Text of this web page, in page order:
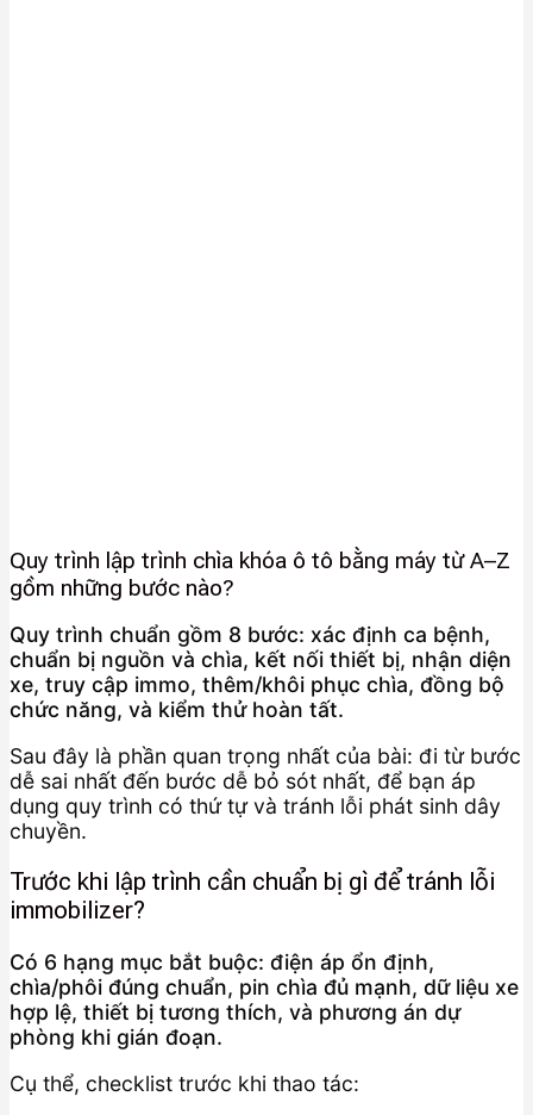
Quy trình lập trình chìa khóa ô tô bằng máy từ A–Z
gồm những bước nào?
Quy trình chuẩn gồm 8 bước: xác định ca bệnh,
chuẩn bị nguồn và chìa, kết nối thiết bị, nhận diện
xe, truy cập immo, thêm/khôi phục chìa, đồng bộ
chức năng, và kiểm thử hoàn tất.
Sau đây là phần quan trọng nhất của bài: đi từ bước
dễ sai nhất đến bước dễ bỏ sót nhất, để bạn áp
dụng quy trình có thứ tự và tránh lỗi phát sinh dây
chuyền.
Trước khi lập trình cần chuẩn bị gì để tránh lỗi
immobilizer?
Có 6 hạng mục bắt buộc: điện áp ổn định,
chìa/phôi đúng chuẩn, pin chìa đủ mạnh, dữ liệu xe
hợp lệ, thiết bị tương thích, và phương án dự
phòng khi gián đoạn.
Cụ thể, checklist trước khi thao tác: